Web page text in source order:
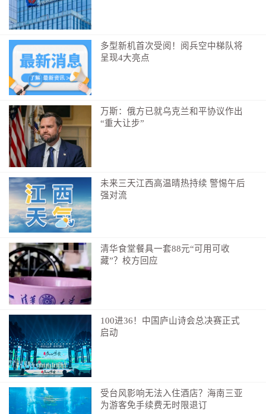
多型新机首次受阅！阅兵空中梯队将
呈现4大亮点
万斯：俄方已就乌克兰和平协议作出
“重大让步”
未来三天江西高温晴热持续 警惕午后
强对流
清华食堂餐具一套88元“可用可收
藏”？校方回应
100进36！中国庐山诗会总决赛正式
启动
受台风影响无法入住酒店？海南三亚
为游客免手续费无时限退订